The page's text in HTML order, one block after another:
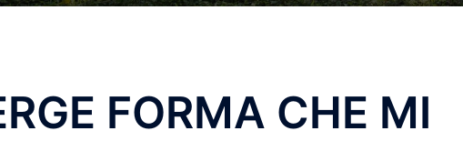
FORMA CHE MI